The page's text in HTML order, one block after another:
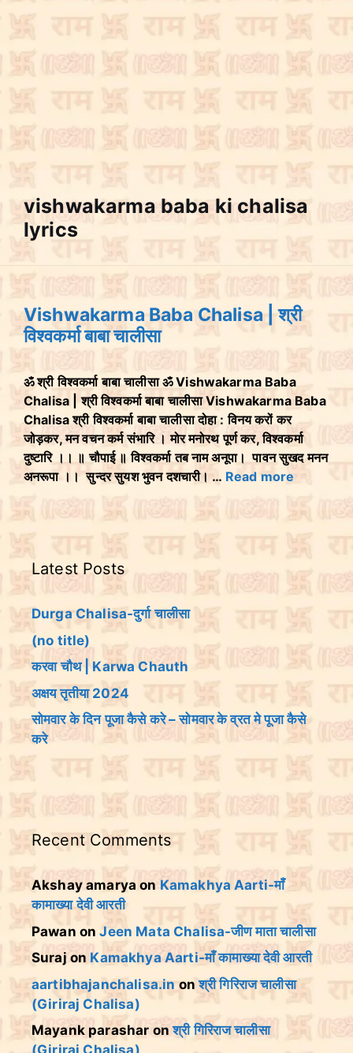
vishwakarma baba ki chalisa
lyrics
Vishwakarma Baba Chalisa | श्री
विश्वकर्मा बाबा चालीसा
ॐ श्री विश्वकर्मा बाबा चालीसा ॐ Vishwakarma Baba
Chalisa | श्री विश्वकर्मा बाबा चालीसा Vishwakarma Baba
Chalisa श्री विश्वकर्मा बाबा चालीसा दोहा : विनय करों कर
जोड़कर, मन वचन कर्म संभारि । मोर मनोरथ पूर्ण कर, विश्वकर्मा
दुष्टारि ।। ॥ चौपाई ॥ विश्वकर्मा तब नाम अनूपा। पावन सुखद मनन
अनरूपा ।। सुन्दर सुयश भुवन दशचारी। … Read more
Latest Posts
Durga Chalisa-दुर्गा चालीसा
(no title)
करवा चौथ | Karwa Chauth
अक्षय तृतीया 2024
सोमवार के दिन पूजा कैसे करे – सोमवार के व्रत मे पूजा कैसे
करे
Recent Comments
Akshay amarya on Kamakhya Aarti-माँ
कामाख्या देवी आरती
Pawan onJeen Mata Chalisa-जीण माता चालीसा
Suraj on Kamakhya Aarti-माँ कामाख्या देवी आरती
aartibhajanchalisa.in onश्री गिरिराज चालीसा
(Giriraj Chalisa)
Mayank parashar onश्री गिरिराज चालीसा
(Giriraj Chalisa)